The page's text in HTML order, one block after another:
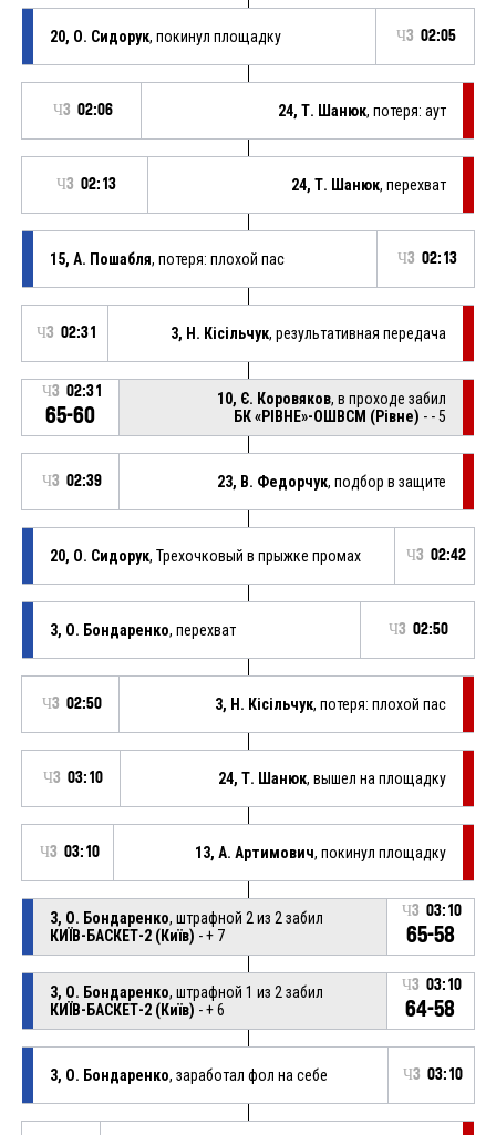
20, О. Сидорук, покинул площадку Ч3 02:05
Ч3 02:06 24, Т. Шанюк, потеря: аут
Ч3 02:13 24, Т. Шанюк, перехват
15, А. Пошабля, потеря: плохой пас Ч3 02:13
Ч3 02:31 3, Н. Кісільчук, результативная передача
Ч3 02:31
65-60
10, Є. Коровяков, в проходе забил
БК «РІВНЕ»-ОШВСМ (Рівне) - - 5
Ч3 02:39 23, В. Федорчук, подбор в защите
20, О. Сидорук, Трехочковый в прыжке промах Ч3 02:42
3, О. Бондаренко, перехват Ч3 02:50
Ч3 02:50 3, Н. Кісільчук, потеря: плохой пас
Ч3 03:10 24, Т. Шанюк, вышел на площадку
Ч3 03:10 13, А. Артимович, покинул площадку
3, О. Бондаренко, штрафной 2 из 2 забил
КИЇВ-БАСКЕТ-2 (Київ) - + 7
Ч3 03:10
65-58
3, О. Бондаренко, штрафной 1 из 2 забил
КИЇВ-БАСКЕТ-2 (Київ) - + 6
Ч3 03:10
64-58
3, О. Бондаренко, заработал фол на себе Ч3 03:10